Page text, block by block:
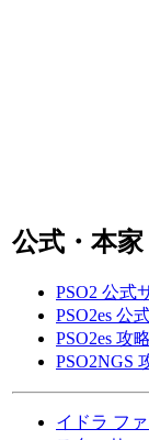
公式・本家
PSO2 公式
PSO2es 公
PSO2es 攻
PSO2NGS
イドラ フ